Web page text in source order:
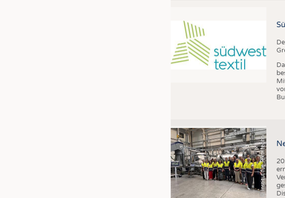
KRÜGER PERSONAL HEADHUNTING
PRAKTIKA & AUSBILDUNGEN
PUBLIKATIONEN ©
I
n
s
t
i
t
u
t
f
ü
r
T
e
x
t
i
l
t
e
c
h
n
i
k
(
I
T
A
)
d
e
r
R
W
T
H
A
a
c
h
e
n
U
n
i
v
e
r
s
i
t
y